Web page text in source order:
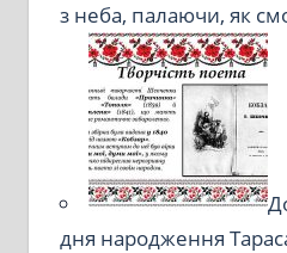
з неба, палаючи, як
дня народження